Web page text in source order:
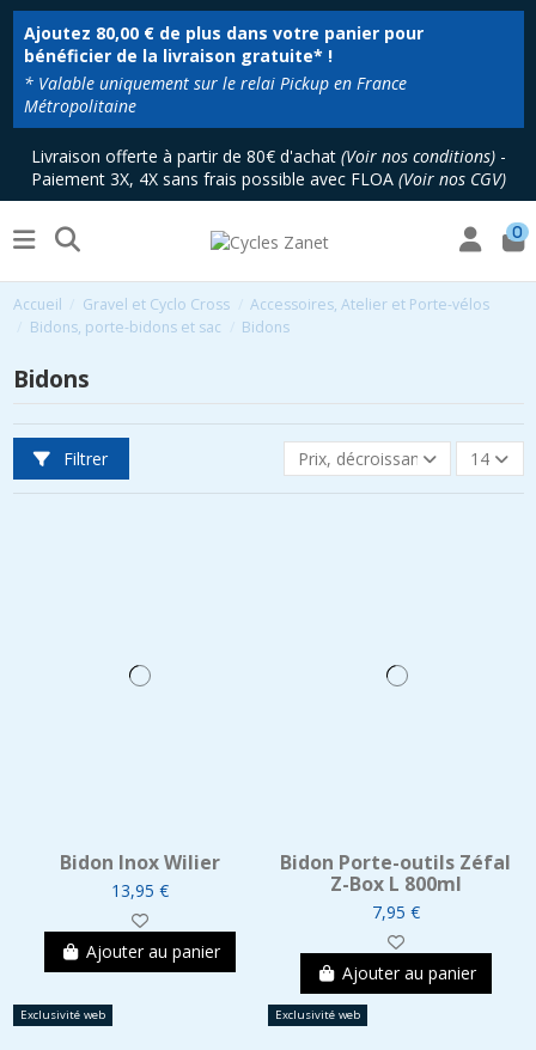
Ajoutez 80,00 €de plus dans votre panier pour
bénéficier de la livraison gratuite* !
* Valable uniquement sur le relai Pickup en France
Métropolitaine
Livraison offerte à partir de 80€ d'achat (Voir nos conditions)-
Paiement 3X, 4X sans frais possible avec FLOA (Voir nos CGV)
0
Accueil Gravel et Cyclo Cross
Accessoires, Atelier et Porte-vélos
Bidons, porte-bidons et sac
Bidons
Bidons
Filtrer Prix, décroissant 14
Bidon Inox Wilier
13,95 €
Ajouter au panier
Bidon Porte-outils Zéfal
Z-Box L 800ml
7,95 €
Ajouter au panier
Exclusivité web Exclusivité web